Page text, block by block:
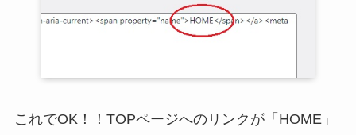
これでOK！！TOPページへのリンクが「HOME」